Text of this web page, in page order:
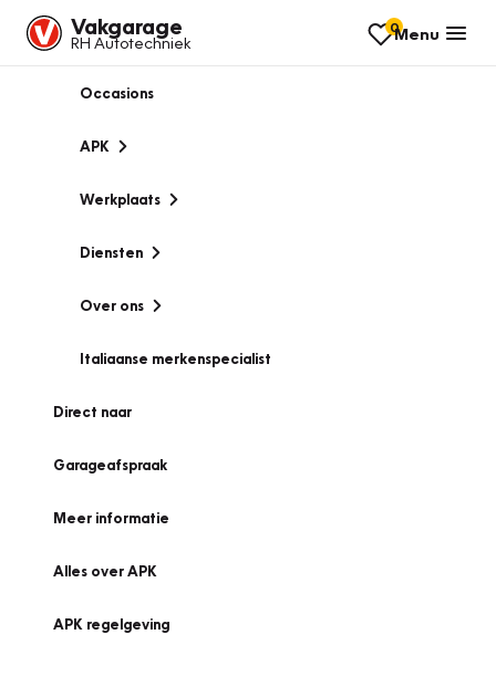
Vakgarage
RH Autotechniek
0Menu
Occasions
APK
Werkplaats
Diensten
Over ons
Italiaanse merkenspecialist
Direct naar
Garageafspraak
Meer informatie
Alles over APK
APK regelgeving